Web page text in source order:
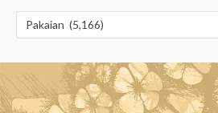
5
0
Pakaian (5,166)